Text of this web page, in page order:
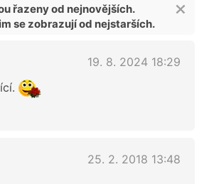
řazeny od nejnovějších.
se zobrazují od nejstarších.
19. 8. 2024 18:29
25. 2. 2018 13:48